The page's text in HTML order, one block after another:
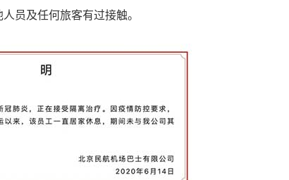
员及任何旅客有过接触。